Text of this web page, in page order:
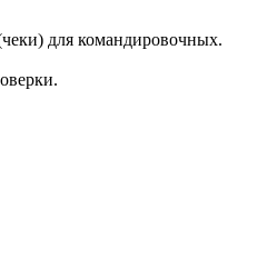
для командировочных.